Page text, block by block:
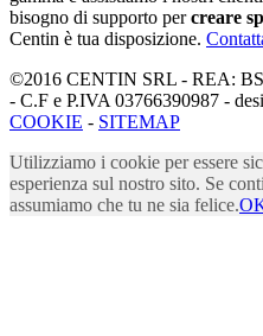
bisogno di supporto percreare
Centin è tua disposizione.
©2016 CENTIN SRL - REA: BS
- C.F e P.IVA 03766390987 -
COOKIE - SITEMAP
Utilizziamo i cookie per essere
esperienza sul nostro sito. Se
assumiamo che tu ne sia felice.